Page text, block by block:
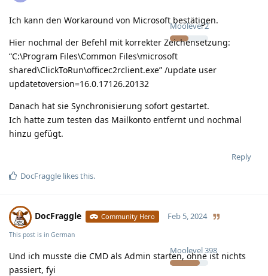
Moolevel2
Ich kann den Workaround von Microsoft bestätigen.
Hier nochmal der Befehl mit korrekter Zeichensetzung:
“C:\Program Files\Common Files\microsoft
shared\ClickToRun\officec2rclient.exe” /update user
updatetoversion=16.0.17126.20132
Danach hat sie Synchronisierung sofort gestartet.
Ich hatte zum testen das Mailkonto entfernt und nochmal
hinzu gefügt.
Reply
DocFraggle likes this.
DocFraggle Community Hero
Moolevel398
Feb 5, 2024
This post is in German
Und ich musste die CMD als Admin starten, ohne ist nichts
passiert, fyi